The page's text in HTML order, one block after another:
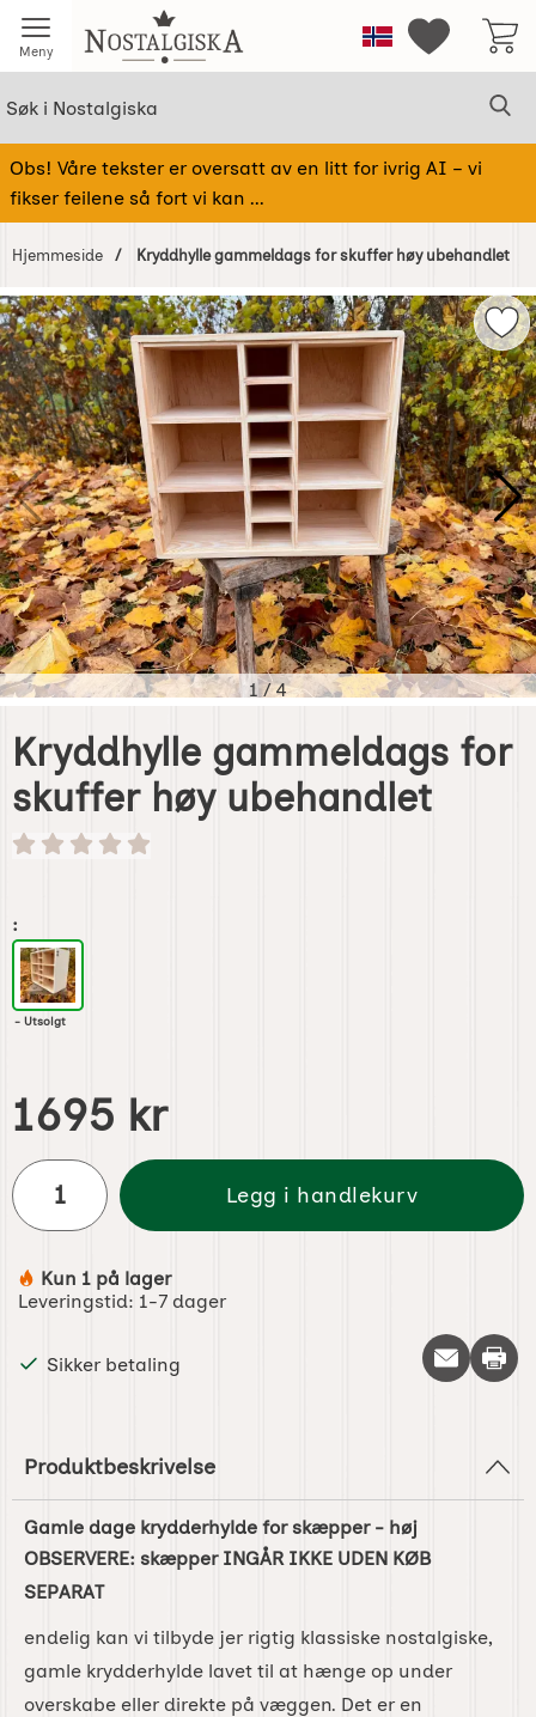
Meny Startsiden for NostalgiskaNorge Mine
Obs! Våre tekster er oversatt av en litt for ivrig AI – vi
fikser feilene så fort vi kan ...
Hjemmeside Kryddhylle gammeldags for skuffer høy ubehandlet
Hoppe
over
Bilder
1/4
Kryddhylle gammeldags for
skuffer høy ubehandlet
:
- Utsolgt
pris
1695 kr
antall
Legg i handlekurv
Produkttilgjengelighet:
Kun 1 på lager
Leveringstid: 1-7 dager
Sikker betaling Skriv
Produktbeskrivelse
Gamle dage krydderhylde for skæpper - høj
OBSERVERE: skæpper INGÅR IKKE UDEN KØB
SEPARAT
endelig kan vi tilbyde jer rigtig klassiske nostalgiske,
gamle krydderhylde lavet til at hænge op under
overskabe eller direkte på væggen. Det er en